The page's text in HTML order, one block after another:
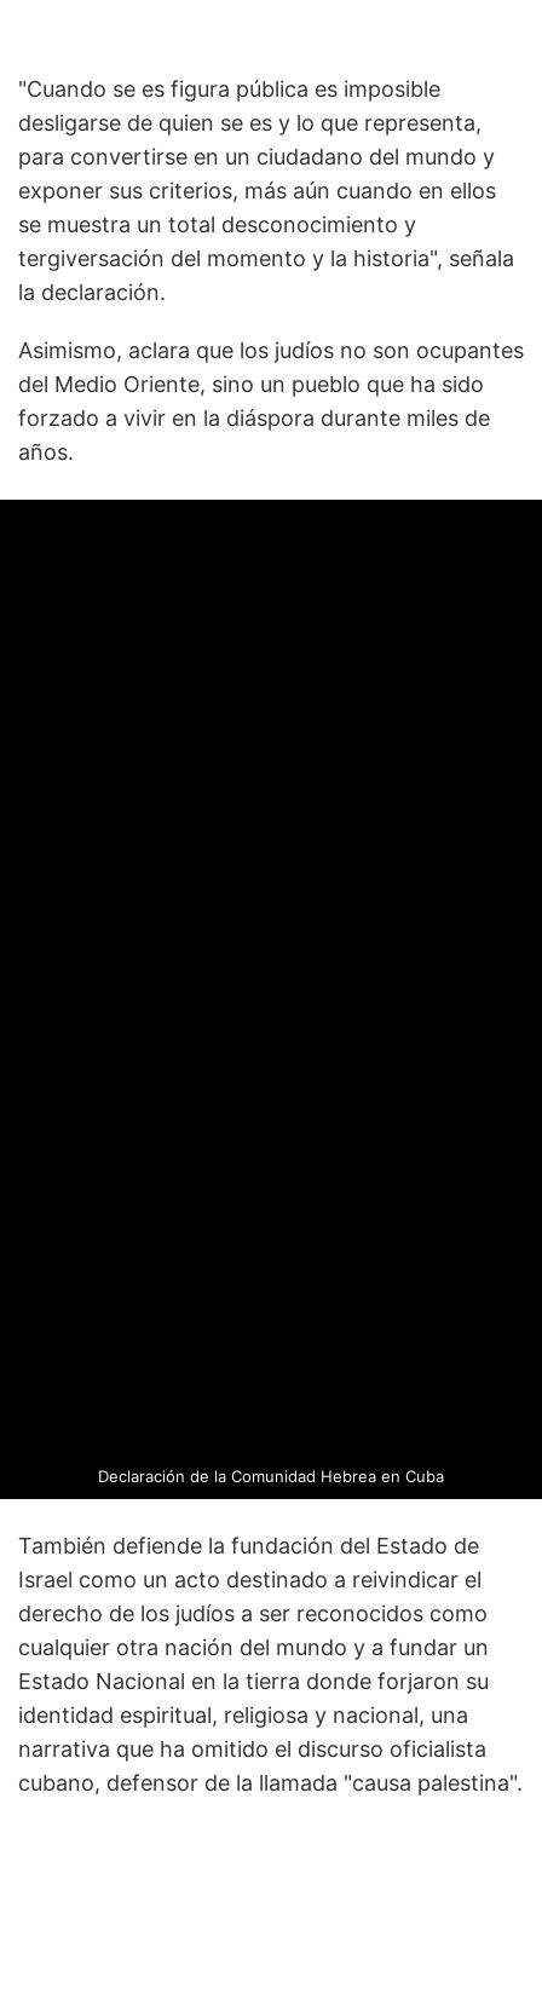
"Cuando se es figura pública es imposible
desligarse de quien se es y lo que representa,
para convertirse en un ciudadano del mundo y
exponer sus criterios, más aún cuando en ellos
se muestra un total desconocimiento y
tergiversación del momento y la historia", señala
la declaración.
Asimismo, aclara que los judíos no son ocupantes
del Medio Oriente, sino un pueblo que ha sido
forzado a vivir en la diáspora durante miles de
años.
Declaración de la Comunidad Hebrea en Cuba
También defiende la fundación del Estado de
Israel como un acto destinado a reivindicar el
derecho de los judíos a ser reconocidos como
cualquier otra nación del mundo y a fundar un
Estado Nacional en la tierra donde forjaron su
identidad espiritual, religiosa y nacional, una
narrativa que ha omitido el discurso oficialista
cubano, defensor de la llamada "causa palestina".